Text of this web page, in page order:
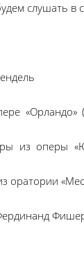
слушать в
«Орландо»
из оперы
оратории